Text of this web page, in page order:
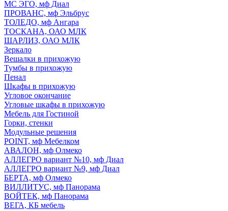
МС ЭГО, мф Диал
ПРОВАНС, мф Эльбрус
ТОЛЕДО, мф Ангара
ТОСКАНА, ОАО МЛК
ШАРЛИЗ, ОАО МЛК
Зеркало
Вешалки в прихожую
Тумбы в прихожую
Пенал
Шкафы в прихожую
Угловое окончание
Угловые шкафы в прихожую
Мебель для Гостиной
Горки, стенки
Модульные решения
POINT, мф Мебелком
АВАЛОН, мф Олмеко
АЛЛЕГРО вариант №10, мф Диал
АЛЛЕГРО вариант №9, мф Диал
БЕРТА, мф Олмеко
ВИЛЛИТУС, мф Панорама
ВОЙТЕК, мф Панорама
ВЕГА, КБ мебель